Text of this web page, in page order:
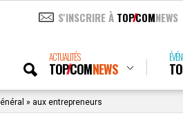
S'INSCRIRE À TOPCOMNEWS
ACTUALITÉS
TOPCOMNEWS
» aux entrepreneurs